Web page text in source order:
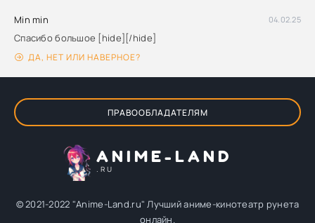
Min min 04.02.25
Спасибо большое [hide][/hide]
ДА, НЕТ ИЛИ НАВЕРНОЕ?
ПРАВООБЛАДАТЕЛЯМ
ANIME-LAND
.RU
© 2021-2022 "Anime-Land.ru" Лучший аниме-кинотеатр рунета
онлайн.